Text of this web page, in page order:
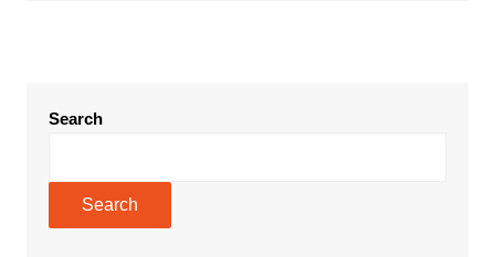
Search
Search